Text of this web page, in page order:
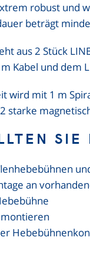
robust und
beträgt
aus 2 Stück
Kabel und dem
wird mit 1 m
starke
an